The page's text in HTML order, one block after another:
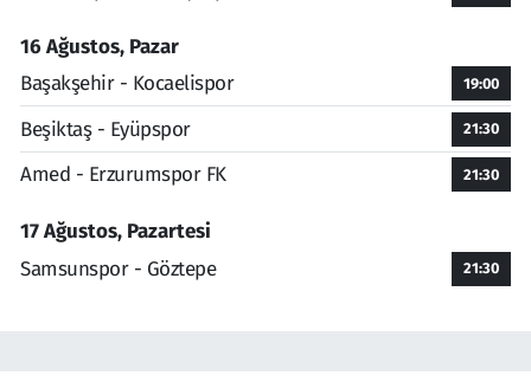
16 Ağustos, Pazar
Başakşehir - Kocaelispor
19:00
Beşiktaş - Eyüpspor 21:30
Amed - Erzurumspor FK 21:30
17 Ağustos, Pazartesi
Samsunspor - Göztepe
21:30